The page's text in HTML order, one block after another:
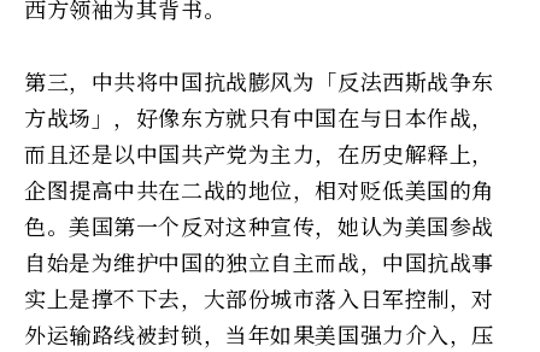
西方领袖为其背书。
第三，中共将中国抗战膨风为「反法西斯战争东
方战场」，好像东方就只有中国在与日本作战，
而且还是以中国共产党为主力，在历史解释上，
企图提高中共在二战的地位，相对贬低美国的角
色。美国第一个反对这种宣传，她认为美国参战
自始是为维护中国的独立自主而战，中国抗战事
实上是撑不下去，大部份城市落入日军控制，对
外运输路线被封锁，当年如果美国强力介入，压